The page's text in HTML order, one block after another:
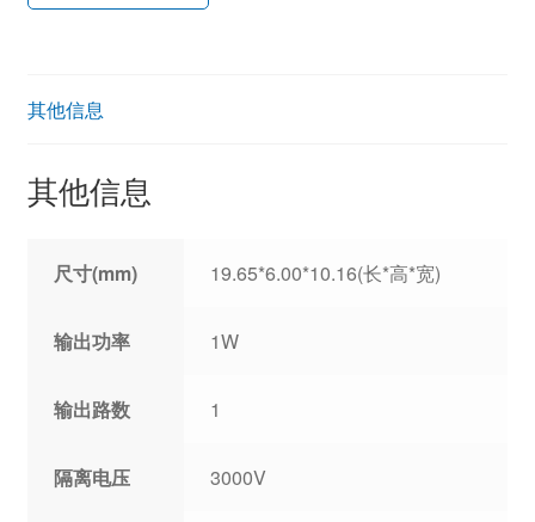
其他信息
其他信息
尺寸(mm) 19.65*6.00*10.16(长*高*宽)
输出功率 1W
输出路数 1
隔离电压 3000V